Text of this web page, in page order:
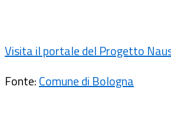
Visita il portale del Progetto
Fonte:Comune di Bologna